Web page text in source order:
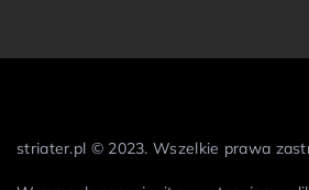
striater.pl © 2023. Wszelkie prawa